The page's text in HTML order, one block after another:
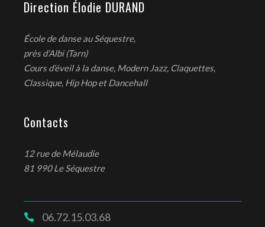
Direction Élodie DURAND
École de danse au Séquestre,
près d’Albi (Tarn)
Cours d’éveil à la danse, Modern Jazz, Claquettes,
Classique, Hip Hop et Dancehall
Contacts
12 rue de Mélaudie
81 990 Le Séquestre
06.72.15.03.68